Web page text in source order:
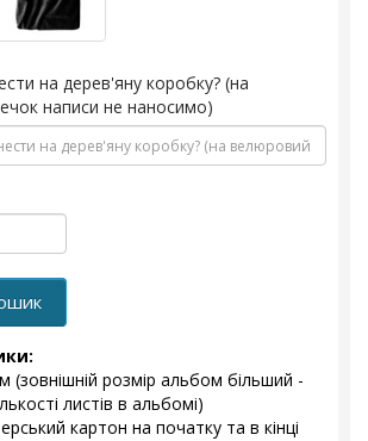
на дерев'яну коробку? (на
написи не наносимо)
(зовнішній розмір альбом більший -
листів в альбомі)
картон на початку та в кінці